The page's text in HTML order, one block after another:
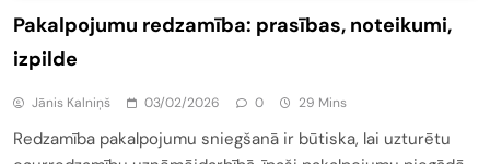
Pakalpojumu redzamība: prasības, noteikumi,
izpilde
Jānis Kalniņš 03/02/2026 0 29 Mins
Redzamība pakalpojumu sniegšanā ir būtiska, lai uzturētu